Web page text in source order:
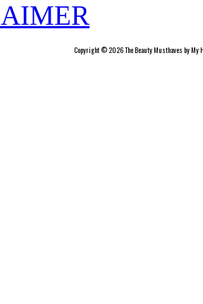
Copyright © 2026 The Beauty Musthaves by My